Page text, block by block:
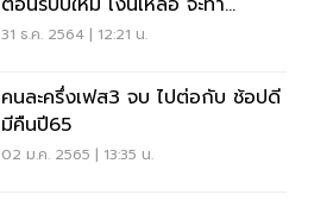
อย่างไร
31 ธ.ค. 2564 | 12:21 น.
คนละครึ่งเฟส3 จบ ไปต่อกับ ช้อปดี
มีคืนปี65
02 ม.ค. 2565 | 13:35 น.